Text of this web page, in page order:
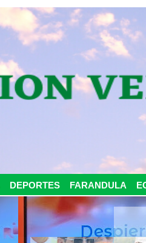
DEPORTES FARANDULA